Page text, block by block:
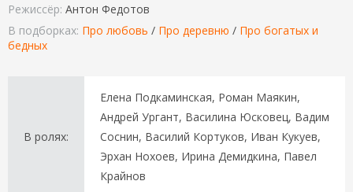
Режиссёр: Антон Федотов
В подборках: Про любовь / Про деревню / Про богатых и
бедных
В ролях:
Елена Подкаминская, Роман Маякин,
Андрей Ургант, Василина Юсковец, Вадим
Соснин, Василий Кортуков, Иван Кукуев,
Эрхан Нохоев, Ирина Демидкина, Павел
Крайнов